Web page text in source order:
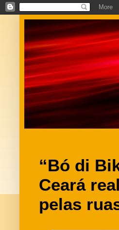
“Bó di
Ceará
pelas